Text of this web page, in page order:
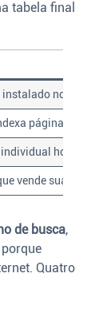
tabela final
instalado no seu
páginas e
vende sua
de busca,
Quatro